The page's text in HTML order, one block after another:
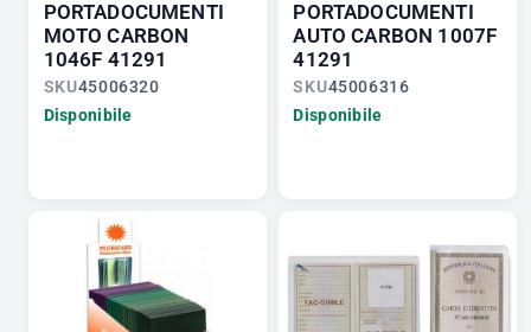
PORTADOCUMENTI
MOTO CARBON
1046F 41291
SKU45006320
Disponibile
PORTADOCUMENTI
AUTO CARBON 1007F
41291
SKU45006316
Disponibile